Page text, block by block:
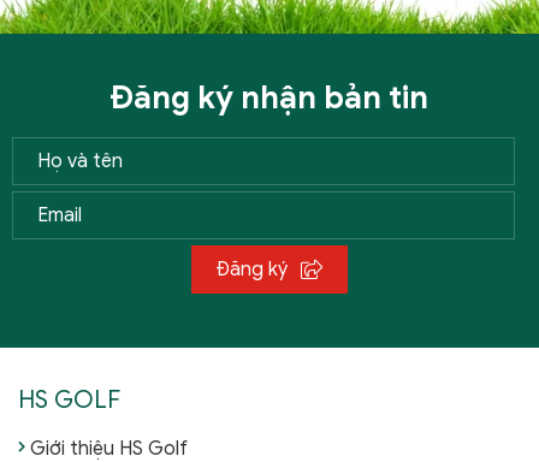
Đăng ký nhận bản tin
Đăng ký
HS GOLF
Giới thiệu HS Golf